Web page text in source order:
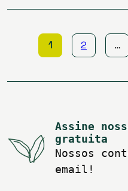
de
1 2 …
Assine
gratuita
Nossos
email!